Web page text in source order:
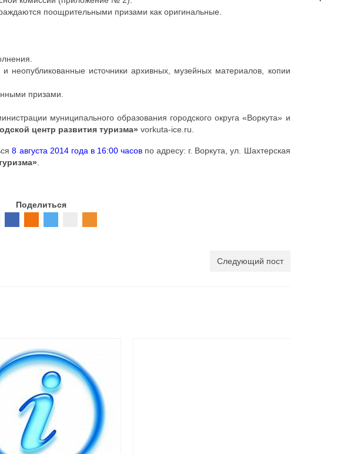
поощрительными призами как оригинальные.
неопубликованные источники архивных, музейных материалов, копии
призами.
муниципального образования городского округа «Воркута» и
центр развития туризма» vorkuta-ice.ru.
8 августа 2014 года в 16:00 часовпо адресу: г. Воркута, ул. Шахтерская
Поделиться
Следующий пост